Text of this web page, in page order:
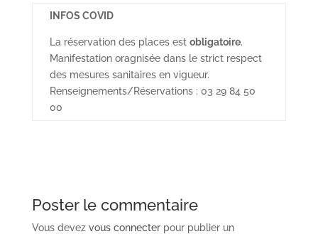
INFOS COVID
La réservation des places est obligatoire.
Manifestation oragnisée dans le strict respect
des mesures sanitaires en vigueur.
Renseignements/Réservations : 03 29 84 50
00
Poster le commentaire
Vous devez vous connecterpour publier un